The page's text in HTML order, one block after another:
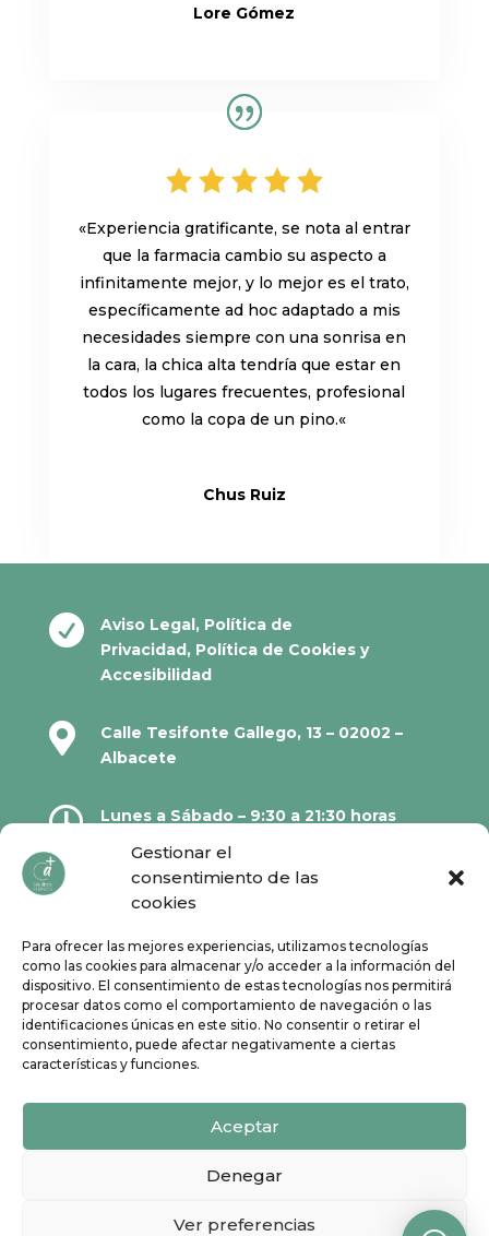
Gestionar el
consentimiento de las
cookies
Para ofrecer las mejores experiencias, utilizamos tecnologías
como las cookies para almacenar y/o acceder a la información del
dispositivo. El consentimiento de estas tecnologías nos permitirá
procesar datos como el comportamiento de navegación o las
identificaciones únicas en este sitio. No consentir o retirar el
consentimiento, puede afectar negativamente a ciertas
características y funciones.
Aceptar
Denegar
Ver preferencias
Lore Gómez
«Experiencia gratificante, se nota al entrar
que la farmacia cambio su aspecto a
infinitamente mejor, y lo mejor es el trato,
específicamente ad hoc adaptado a mis
necesidades siempre con una sonrisa en
la cara, la chica alta tendría que estar en
todos los lugares frecuentes, profesional
como la copa de un pino.«
Chus Ruiz
 Aviso Legal, Política de
Privacidad, Política de Cookies y
Accesibilidad

Calle Tesifonte Gallego, 13 – 02002 –
Albacete
 Lunes a Sábado – 9:30 a 21:30 horas
 967 21 23 32
 610 67 38 33
Síguenos en Redes Sociales: